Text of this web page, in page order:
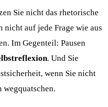
Sie nicht das rhetorische
nicht auf jede Frage wie aus
Im Gegenteil: Pausen
. Und Sie
wenn Sie nicht